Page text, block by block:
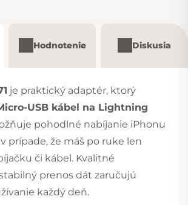
Hodnotenie Diskusia
je praktický adaptér, ktorý
USB kábel na Lightning
pohodlné nabíjanie iPhonu
prípade, že máš po ruke len
či kábel. Kvalitné
prenos dát zaručujú
každý deň.